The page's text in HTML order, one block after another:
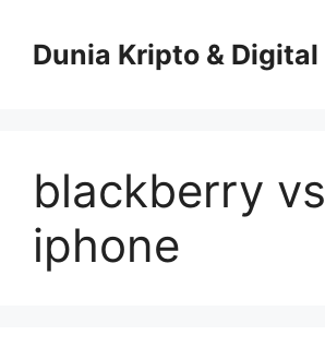
contentDunia Kripto & Digital
blackberry vs
iphone